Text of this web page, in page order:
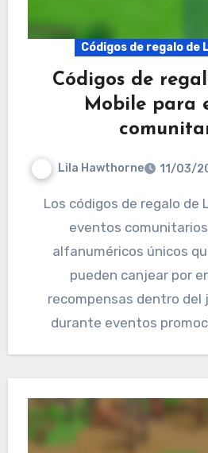
Códigos de regalo de
Códigos de
Mobile para
Lila Hawthorne 11/03/
Los códigos de regalo de Lords Mobile para
eventos
alfanuméricos únicos
pueden canjear por
recompensas dentro del
durante eventos